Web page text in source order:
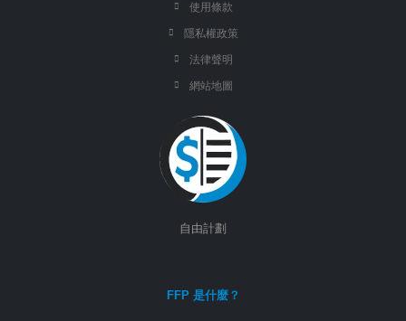
使用條款
隱私權政策
法律聲明
網站地圖
自由計劃
FFP 是什麼？